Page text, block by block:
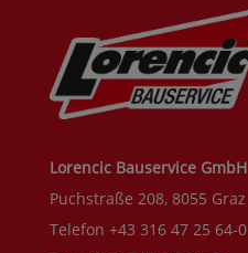
Lorencic Bauservice GmbH
Puchstraße 208, 8055 Graz
Telefon +43 316 47 25 64-0